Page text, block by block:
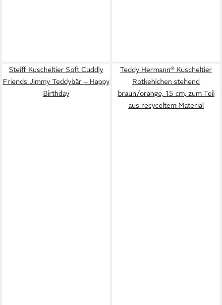
Steiff Kuscheltier Soft Cuddly
Friends Jimmy Teddybär – Happy
Birthday
Teddy Hermann® Kuscheltier
Rotkehlchen stehend
braun/orange, 15 cm, zum Teil
aus recyceltem Material